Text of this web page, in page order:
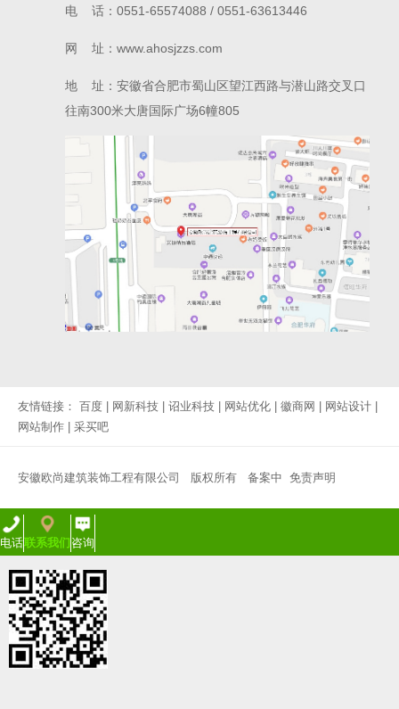
电 话：0551-65574088 / 0551-63613446
网 址：www.ahosjzzs.com
地 址：安徽省合肥市蜀山区望江西路与潜山路交叉口
往南300米大唐国际广场6幢805
友情链接： 百度 网新科技 诏业科技 网站优化 徽商网 网站设计
网站制作
采买吧
安徽欧尚建筑装饰工程有限公司 版权所有 备案中 免责声明
电话联系我们 咨询